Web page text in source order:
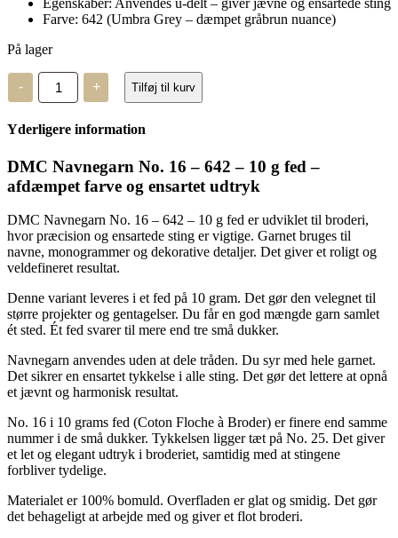
Egenskaber: Anvendes u-delt – giver jævne og ensartede sting
Farve: 642 (Umbra Grey – dæmpet gråbrun nuance)
På lager
-
DMC
Navnegarn
No.
16
-
-
10
g
antal
+ Tilføj til kurv
Yderligere information
DMC Navnegarn No. 16 – 642 – 10 g fed –
afdæmpet farve og ensartet udtryk
DMC Navnegarn No. 16 – 642 – 10 g fed er udviklet til broderi,
hvor præcision og ensartede sting er vigtige. Garnet bruges til
navne, monogrammer og dekorative detaljer. Det giver et roligt og
veldefineret resultat.
Denne variant leveres i et fed på 10 gram. Det gør den velegnet til
større projekter og gentagelser. Du får en god mængde garn samlet
ét sted. Ét fed svarer til mere end tre små dukker.
Navnegarn anvendes uden at dele tråden. Du syr med hele garnet.
Det sikrer en ensartet tykkelse i alle sting. Det gør det lettere at opnå
et jævnt og harmonisk resultat.
No. 16 i 10 grams fed (Coton Floche à Broder) er finere end samme
nummer i de små dukker. Tykkelsen ligger tæt på No. 25. Det giver
et let og elegant udtryk i broderiet, samtidig med at stingene
forbliver tydelige.
Materialet er 100% bomuld. Overfladen er glat og smidig. Det gør
det behageligt at arbejde med og giver et flot broderi.